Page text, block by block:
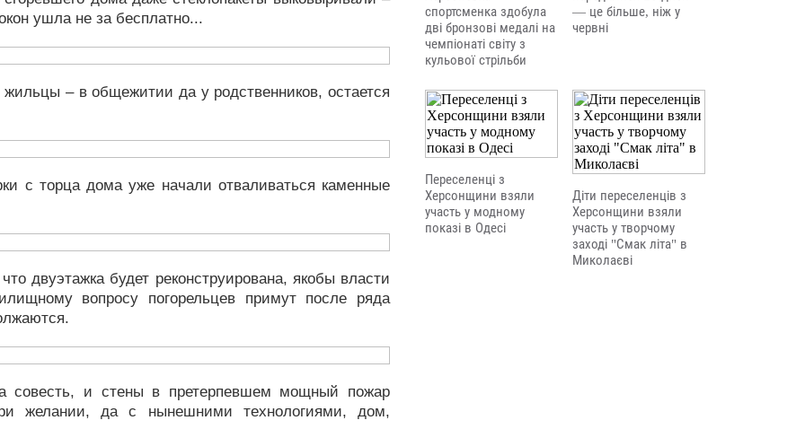
ушла не за бесплатно...
– в общежитии да у родственников, остается
с торца дома уже начали отваливаться каменные
двуэтажка будет реконструирована, якобы власти
вопросу погорельцев примут после ряда
совесть, и стены в претерпевшем мощный пожар
желании, да с нынешними технологиями, дом,
спортсменка здобула
дві бронзові медалі на
чемпіонаті світу з
кульової стрільби
— це більше, ніж у
червні
Переселенці з
Херсонщини взяли
участь у модному
показі в Одесі
Діти переселенців з
Херсонщини взяли
участь у творчому
заході "Смак літа" в
Миколаєві